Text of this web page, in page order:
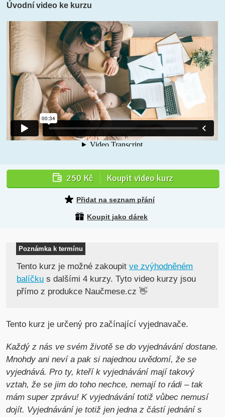
Úvodní video ke kurzu
250 Kč Koupit video kurz
Přidat na seznam přání
Koupit jako dárek
Poznámka k termínu
Tento kurz je možné zakoupitve zvýhodněném
balíčku s dalšími 4 kurzy. Tyto video kurzy jsou
přímo z produkce Naučmese.cz 👋
Tento kurz je určený pro začínající vyjednavače.
Každý z nás ve svém životě se do vyjednávání dostane.
Mnohdy ani neví a pak si najednou uvědomí, že se
vyjednává. Pro ty, kteří k vyjednávání mají takový
vztah, že se jim do toho nechce, nemají to rádi – tak
mám super zprávu! K vyjednávání totiž vůbec nemusí
dojít. Vyjednávání je totiž jen jedna z částí jednání s